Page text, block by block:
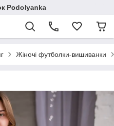
Podolyanka
Жіночі футболки-вишиванки